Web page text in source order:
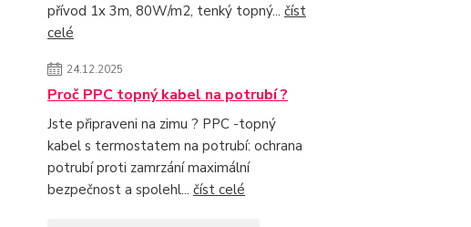
přívod 1x 3m, 80W/m2, tenký topný... číst
celé
24.12.2025
Proč PPC topný kabel na potrubí ?
Jste připraveni na zimu ? PPC -topný
kabel s termostatem na potrubí: ochrana
potrubí proti zamrzání maximální
bezpečnost a spolehl... číst celé